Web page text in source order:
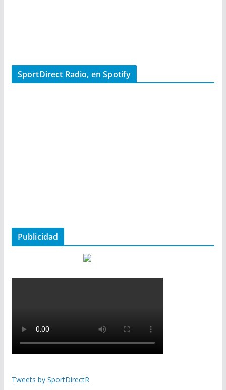
SportDirect Radio, en Spotify
Publicidad
Tweets by SportDirectR